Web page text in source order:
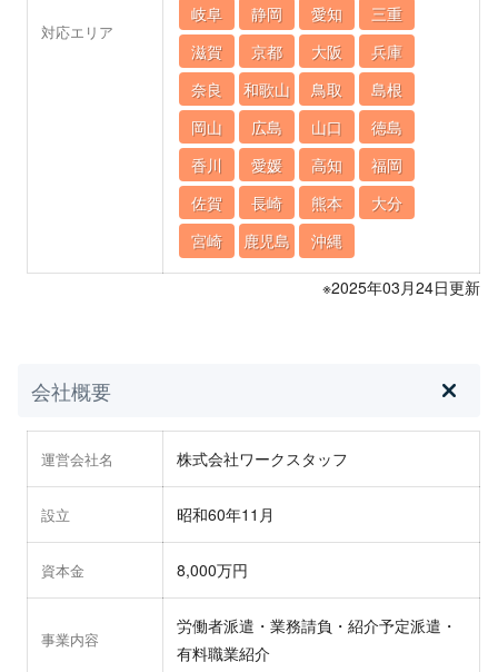
対応エリア
岐阜
静岡 愛知
三重
滋賀
京都 大阪
兵庫
奈良
和歌山 鳥取
島根
岡山
広島 山口
徳島
香川
愛媛 高知
福岡
佐賀
長崎 熊本
大分
宮崎
鹿児島 沖縄
※2025年03月24日更新
会社概要
運営会社名 株式会社ワークスタッフ
設立 昭和60年11月
資本金 8,000万円
事業内容
労働者派遣・業務請負・紹介予定派遣・
有料職業紹介